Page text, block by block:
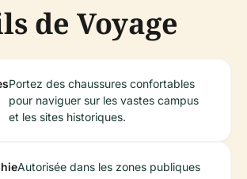
de Voyage
Portez des chaussures confortables
pour naviguer sur les vastes campus
et les sites historiques.
Autorisée dans les zones publiques